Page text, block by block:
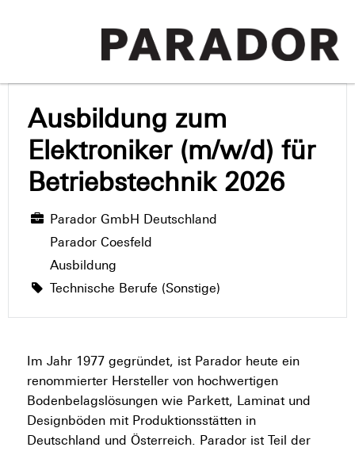
Ausbildung zum
Elektroniker (m/w/d) für
Betriebstechnik 2026
Parador GmbH Deutschland
Parador Coesfeld
Ausbildung
Technische Berufe (Sonstige)
Im Jahr 1977 gegründet, ist Parador heute ein
renommierter Hersteller von hochwertigen
Bodenbelagslösungen wie Parkett, Laminat und
Designböden mit Produktionsstätten in
Deutschland und Österreich. Parador ist Teil der